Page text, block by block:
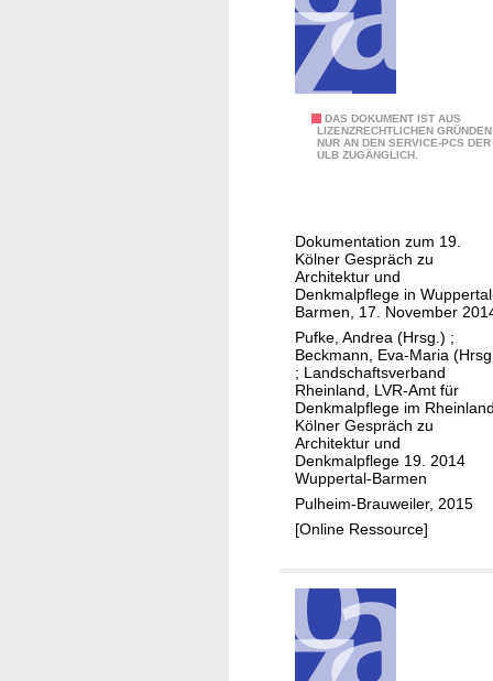
e
g
e
ä
d
t
e
b
a
u
l
i
c
h
e
k
m
DAS DOKUMENT IST AUS
LIZENZRECHTLICHEN GRÜNDEN
NUR AN DEN SERVICE-PCS DER
ULB ZUGÄNGLICH.
O
d
e
n
k
m
a
l
p
f
l
e
g
K
l
a
Dokumentation zum 19.
Kölner Gespräch zu
Architektur und
Denkmalpflege in
Barmen, 17. November
Pufke, Andrea (Hrsg.) ;
Beckmann, Eva-Maria
; Landschaftsverband
Rheinland, LVR-Amt für
Denkmalpflege im
Kölner Gespräch zu
Architektur und
Denkmalpflege 19. 2014
Wuppertal-Barmen
Pulheim-Brauweiler, 2015
[Online Ressource]